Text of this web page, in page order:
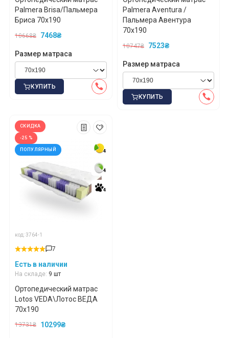
Palmera Brisa/Пальмера
Бриса 70x190
10668₴ 7468₴
Размер матраса
КУПИТЬ
Palmera Aventura /
Пальмера Авентура
70x190
10747₴ 7523₴
Размер матраса
КУПИТЬ
4
4
4
СКИДКА
-25 %
ПОПУЛЯРНЫЙ
код: 3764-1
7
Есть в наличии
На складе: 9 шт
4
4
4
Ортопедический матрас
Lotos VEDA\Лотос ВЕДА
70x190
13731₴ 10299₴
* *